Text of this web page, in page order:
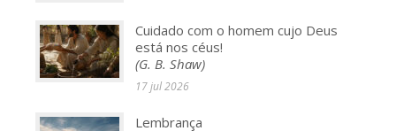
Cuidado com o homem cujo Deus
está nos céus!
(G. B. Shaw)
17 jul 2026
Lembrança